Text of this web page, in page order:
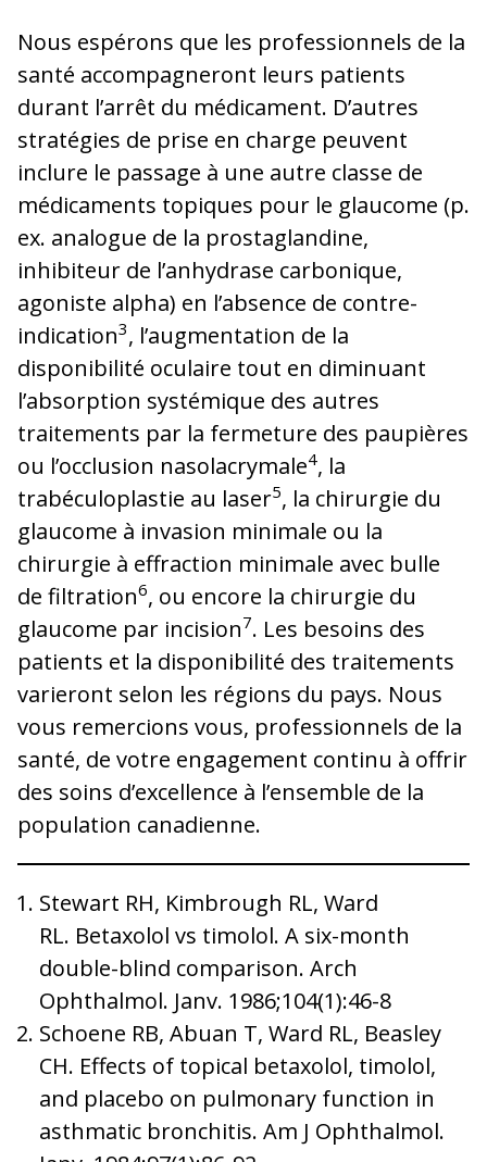
Nous espérons que les professionnels de la
santé accompagneront leurs patients
durant l’arrêt du médicament. D’autres
stratégies de prise en charge peuvent
inclure le passage à une autre classe de
médicaments topiques pour le glaucome (p.
ex. analogue de la prostaglandine,
inhibiteur de l’anhydrase carbonique,
agoniste alpha) en l’absence de contre-
indication3, l’augmentation de la
disponibilité oculaire tout en diminuant
l’absorption systémique des autres
traitements par la fermeture des paupières
ou l’occlusion nasolacrymale4, la
trabéculoplastie au laser5, la chirurgie du
glaucome à invasion minimale ou la
chirurgie à effraction minimale avec bulle
de filtration6, ou encore la chirurgie du
glaucome par incision7. Les besoins des
patients et la disponibilité des traitements
varieront selon les régions du pays. Nous
vous remercions vous, professionnels de la
santé, de votre engagement continu à offrir
des soins d’excellence à l’ensemble de la
population canadienne.
Stewart RH, Kimbrough RL, Ward
RL. Betaxolol vs timolol. A six-month
double-blind comparison. Arch
Ophthalmol. Janv. 1986;104(1):46-8
Schoene RB, Abuan T, Ward RL, Beasley
CH. Effects of topical betaxolol, timolol,
and placebo on pulmonary function in
asthmatic bronchitis. Am J Ophthalmol.